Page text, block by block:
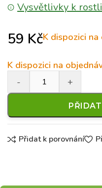
Vysvětlivky k
59 KčK dispozici na
K dispozici na
Přidat k porovnání